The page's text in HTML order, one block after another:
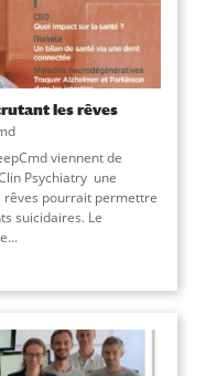
les rêves
viennent de
Psychiatry une
pourrait permettre
suicidaires. Le
...